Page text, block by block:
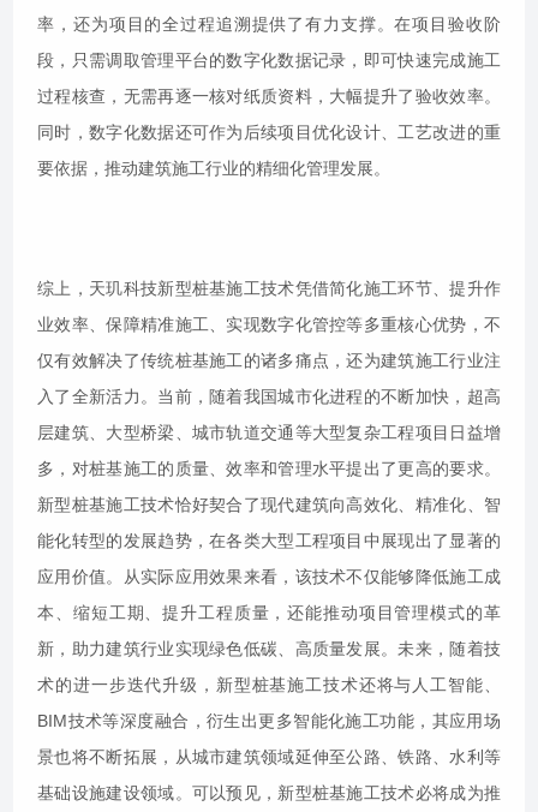
率，还为项目的全过程追溯提供了有力支撑。在项目验收阶
段，只需调取管理平台的数字化数据记录，即可快速完成施工
过程核查，无需再逐一核对纸质资料，大幅提升了验收效率。
同时，数字化数据还可作为后续项目优化设计、工艺改进的重
要依据，推动建筑施工行业的精细化管理发展。
综上，天玑科技新型桩基施工技术凭借简化施工环节、提升作
业效率、保障精准施工、实现数字化管控等多重核心优势，不
仅有效解决了传统桩基施工的诸多痛点，还为建筑施工行业注
入了全新活力。当前，随着我国城市化进程的不断加快，超高
层建筑、大型桥梁、城市轨道交通等大型复杂工程项目日益增
多，对桩基施工的质量、效率和管理水平提出了更高的要求。
新型桩基施工技术恰好契合了现代建筑向高效化、精准化、智
能化转型的发展趋势，在各类大型工程项目中展现出了显著的
应用价值。从实际应用效果来看，该技术不仅能够降低施工成
本、缩短工期、提升工程质量，还能推动项目管理模式的革
新，助力建筑行业实现绿色低碳、高质量发展。未来，随着技
术的进一步迭代升级，新型桩基施工技术还将与人工智能、
BIM技术等深度融合，衍生出更多智能化施工功能，其应用场
景也将不断拓展，从城市建筑领域延伸至公路、铁路、水利等
基础设施建设领域。可以预见，新型桩基施工技术必将成为推